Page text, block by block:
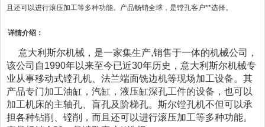
且还可以进行滚压加工等多种功能。产品畅销全球，是镗孔客户**选择。
详情介绍：
意大利斯尔机械，是一家集生产,销售于一体的机械公司，
该公司自1990年以来至今已近30年历史，意大利斯尔机械专
业从事移动式镗孔机、法兰端面铣边机等现场加工设备。其
产品专门加工油缸，汽缸，液压缸深孔工件的设备，也可以
加工机床的主轴孔、盲孔及阶梯孔。斯尔镗孔机不但可以承
担各种钻削、镗削，而且还可以进行滚压加工等多种功能。